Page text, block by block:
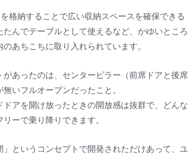
格納することで広い収納スペースを確保できる
んでテーブルとして使えるなど、かゆいところ
あちこちに取り入れられています。
があったのは、センターピラー（前席ドアと後席
いフルオープンだったこと。
アを開け放ったときの開放感は抜群で、どんな
ーで乗り降りできます。
」というコンセプトで開発されただけあって、ユ